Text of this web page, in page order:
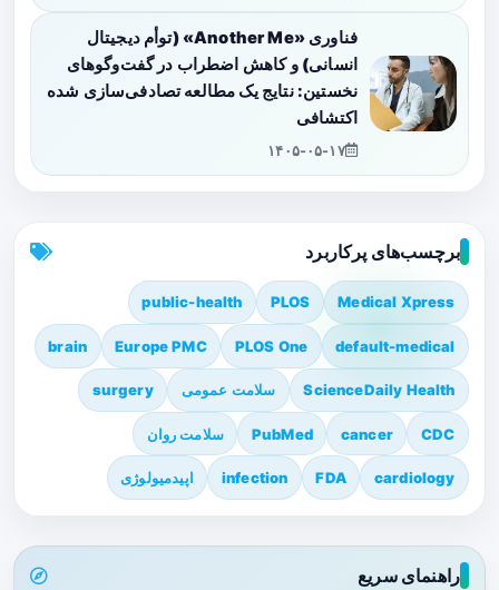
فناوری «Another Me» (توأم دیجیتال
انسانی) و کاهش اضطراب در گفت‌وگوهای
نخستین: نتایج یک مطالعه تصادفی‌سازی شده
اکتشافی
۱۴۰۵-۰۵-۱۷
برچسب‌های پرکاربرد
Medical Xpress
PLOS
public-health
default-medical
PLOS One
Europe PMC
brain
ScienceDaily Health سلامت عمومی surgery
CDC
cancer
PubMed سلامت روان
cardiology
FDA
infection اپیدمیولوژی
راهنمای سریع